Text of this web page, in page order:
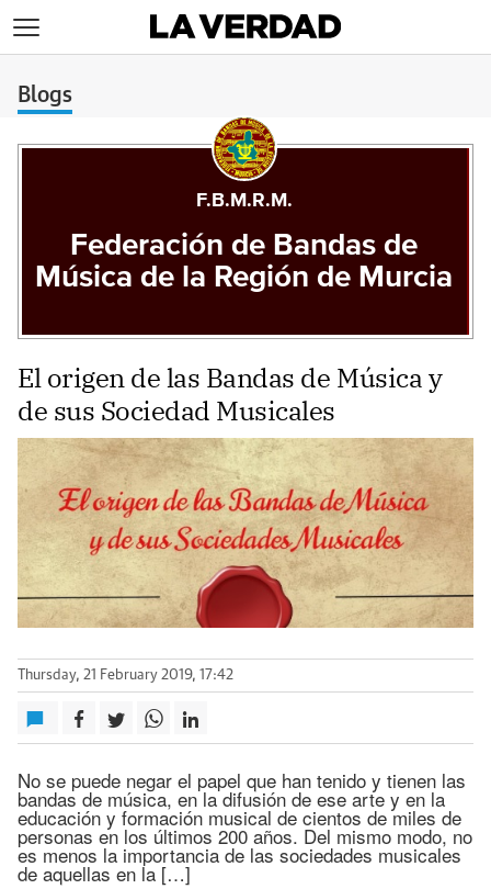
Blogs
F.B.M.R.M.
Federación de Bandas de
Música de la Región de Murcia
El origen de las Bandas de Música y
de sus Sociedad Musicales
Thursday, 21 February 2019, 17:42
No se puede negar el papel que han tenido y tienen las
bandas de música, en la difusión de ese arte y en la
educación y formación musical de cientos de miles de
personas en los últimos 200 años. Del mismo modo, no
es menos la importancia de las sociedades musicales
de aquellas en la […]